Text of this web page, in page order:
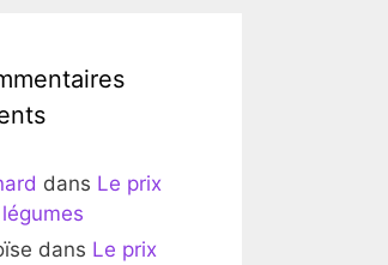
dans Le prix
dans Le prix